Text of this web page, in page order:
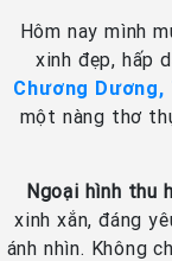
Hôm nay mình
xinh đẹp, hấp
Chương Dương,
một nàng thơ
Ngoại hình thu
xinh xắn, đáng
ánh nhìn. Không